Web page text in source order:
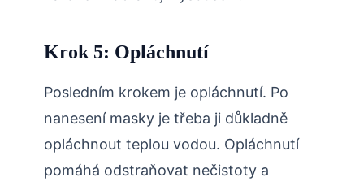
Krok 5: Opláchnutí
Posledním krokem je opláchnutí. Po
nanesení masky je třeba ji důkladně
opláchnout teplou vodou. Opláchnutí
pomáhá odstraňovat nečistoty a